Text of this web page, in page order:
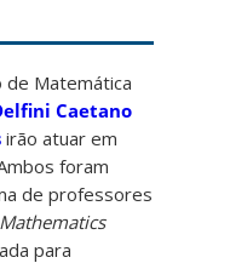
Matemática
Caetano
irão atuar em
foram
de professores
para